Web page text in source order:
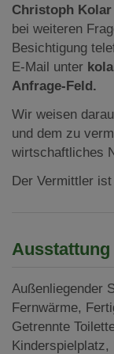
Christoph Kolar
bei weiteren
Besichtigung
E-Mail unter
Anfrage-Feld.
Wir weisen
und dem zu
wirtschaftliches
Der Vermittler
Ausstattung
Außenliegender
Fernwärme
Getrennte
Kinderspielplatz